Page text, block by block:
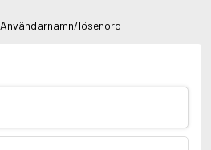
Användarnamn/lösenord